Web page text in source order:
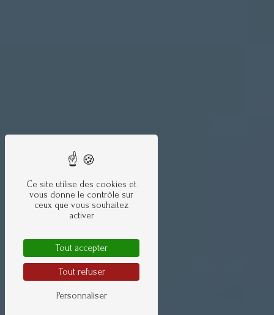
Ce site utilise des cookies et
vous donne le contrôle sur
ceux que vous souhaitez
activer
Tout accepter
Tout refuser
Personnaliser